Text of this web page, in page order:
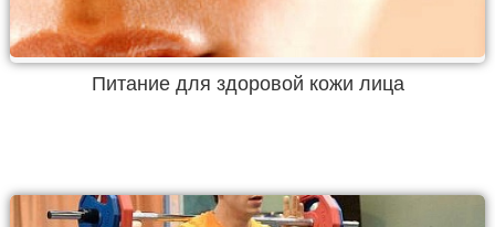
Питание для здоровой кожи лица